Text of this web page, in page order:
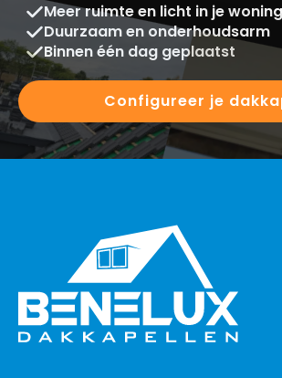
Meer ruimte en licht in je woning
Duurzaam en onderhoudsarm
Binnen één dag geplaatst
Configureer je